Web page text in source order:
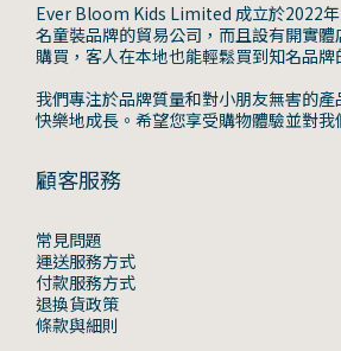
Ever Bloom Kids Limited 成立於2022
名童裝品牌的貿易公司，而且設有開實
購買，客人在本地也能輕鬆買到知名品牌
我們專注於品牌質量和對小朋友無害的
快樂地成長。希望您享受購物體驗並對我
顧客服務
常見問題
運送服務方式
付款服務方式
退換貨政策
條款與細則